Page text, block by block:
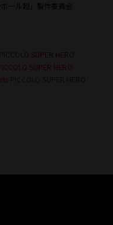
ール超」製作委員会
SUPER HERO
SUPER HERO
PICCOLO SUPER HERO